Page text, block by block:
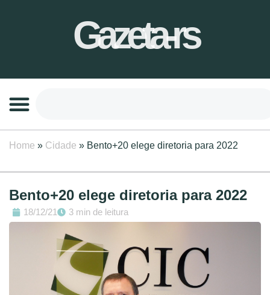
Gazeta-rs
Home » Cidade » Bento+20 elege diretoria para 2022
Bento+20 elege diretoria para 2022
18/12/21 3 min de leitura